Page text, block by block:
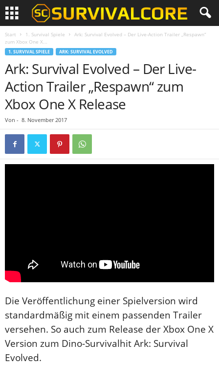
Start 1. Survival Spiele
Ark: Survival Evolved – Der Live-Action Trailer „Respawn“
zum Xbox One X...
1. SURVIVAL SPIELE ARK: SURVIVAL EVOLVED
Ark: Survival Evolved – Der Live-
Action Trailer „Respawn“ zum
Xbox One X Release
Von - 8. November 2017
Die Veröffentlichung einer Spielversion wird
standardmäßig mit einem passenden Trailer
versehen. So auch zum Release der Xbox One X
Version zum Dino-Survivalhit Ark: Survival
Evolved.